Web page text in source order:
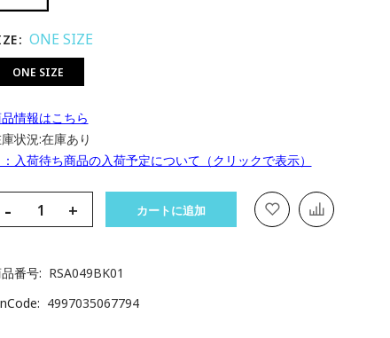
ONE SIZE
ONE SIZE
情報はこちら
状況:在庫あり
入荷待ち商品の入荷予定について（クリックで表示）
- + カートに追加
番号
RSA049BK01
4997035067794